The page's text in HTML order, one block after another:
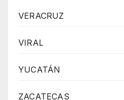
VERACRUZ
VIRAL
YUCATÁN
ZACATECAS